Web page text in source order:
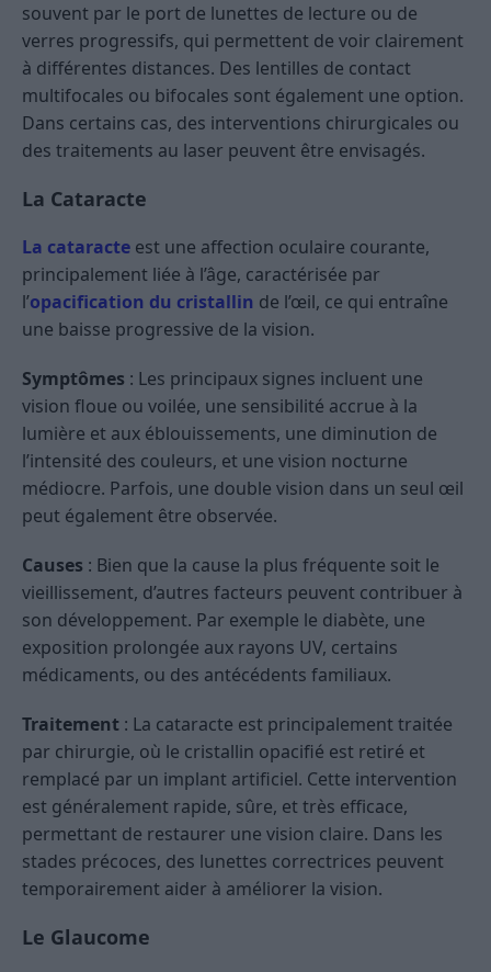
souvent par le port de lunettes de lecture ou de
verres progressifs, qui permettent de voir clairement
à différentes distances. Des lentilles de contact
multifocales ou bifocales sont également une option.
Dans certains cas, des interventions chirurgicales ou
des traitements au laser peuvent être envisagés.
La Cataracte
La cataracte est une affection oculaire courante,
principalement liée à l’âge, caractérisée par
l’opacification du cristallin de l’œil, ce qui entraîne
une baisse progressive de la vision.
Symptômes : Les principaux signes incluent une
vision floue ou voilée, une sensibilité accrue à la
lumière et aux éblouissements, une diminution de
l’intensité des couleurs, et une vision nocturne
médiocre. Parfois, une double vision dans un seul œil
peut également être observée.
Causes : Bien que la cause la plus fréquente soit le
vieillissement, d’autres facteurs peuvent contribuer à
son développement. Par exemple le diabète, une
exposition prolongée aux rayons UV, certains
médicaments, ou des antécédents familiaux.
Traitement : La cataracte est principalement traitée
par chirurgie, où le cristallin opacifié est retiré et
remplacé par un implant artificiel. Cette intervention
est généralement rapide, sûre, et très efficace,
permettant de restaurer une vision claire. Dans les
stades précoces, des lunettes correctrices peuvent
temporairement aider à améliorer la vision.
Le Glaucome